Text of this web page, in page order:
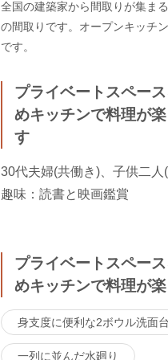
全国の建築家から間取りが集ま
の間取りです。オープンキッチ
です。
プライベートスペー
めキッチンで料理が
す
30代夫婦(共働き)、子供二人
趣味：読書と映画鑑賞
プライベートスペー
めキッチンで料理が
身支度に便利な2ボウル洗面
一列に並んだ水廻り